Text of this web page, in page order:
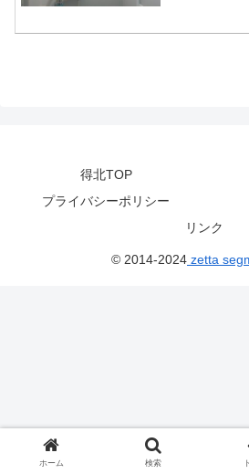
得北TOP
プライバシーポリシー
リンク
© 2014-2024 zetta
ホーム 検索